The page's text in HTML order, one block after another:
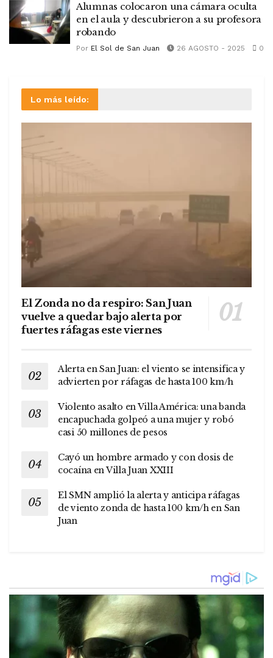
Alumnas colocaron una cámara oculta
en el aula y descubrieron a su profesora
robando
Por El Sol de San Juan 26 AGOSTO - 2025 0
Lo más leído:
El Zonda no da respiro: San Juan
vuelve a quedar bajo alerta por
fuertes ráfagas este viernes
Alerta en San Juan: el viento se intensifica y
advierten por ráfagas de hasta 100 km/h
Violento asalto en Villa América: una banda
encapuchada golpeó a una mujer y robó
casi 50 millones de pesos
Cayó un hombre armado y con dosis de
cocaína en Villa Juan XXIII
El SMN amplió la alerta y anticipa ráfagas
de viento zonda de hasta 100 km/h en San
Juan